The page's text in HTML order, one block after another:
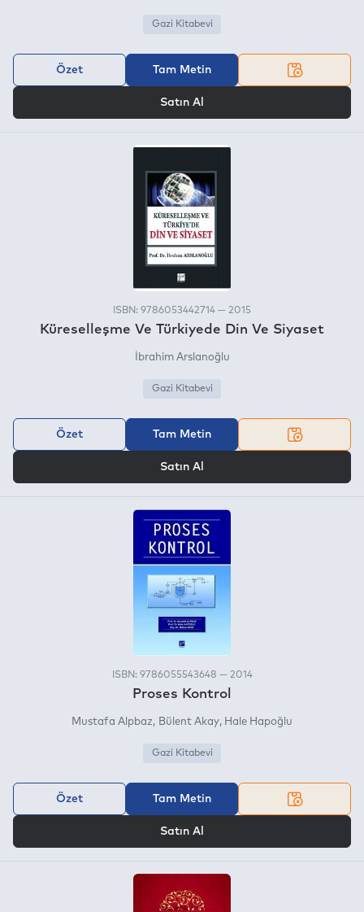
Gazi Kitabevi
Özet Tam Metin
Satın Al
ISBN: 9786053442714 — 2015
Küreselleşme Ve Türkiyede Din Ve Siyaset
İbrahim Arslanoğlu
Gazi Kitabevi
Özet Tam Metin
Satın Al
ISBN: 9786055543648 — 2014
Proses Kontrol
Mustafa Alpbaz Bülent Akay Hale Hapoğlu
Gazi Kitabevi
Özet Tam Metin
Satın Al